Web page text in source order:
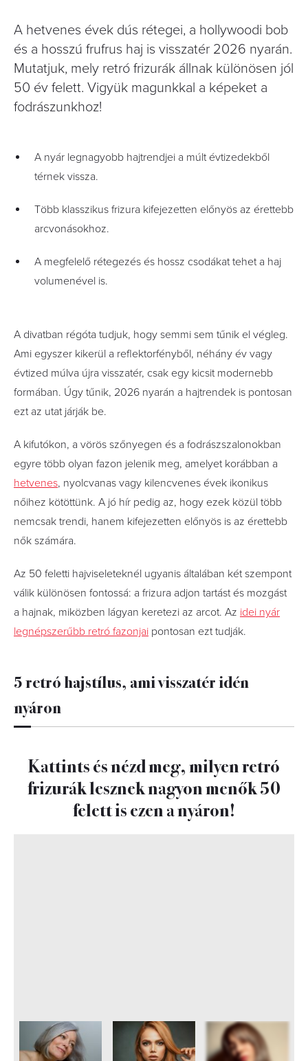
A hetvenes évek dús rétegei, a hollywoodi bob
és a hosszú frufrus haj is visszatér 2026 nyarán.
Mutatjuk, mely retró frizurák állnak különösen jól
50 év felett. Vigyük magunkkal a képeket a
fodrászunkhoz!
A nyár legnagyobb hajtrendjei a múlt évtizedekből
térnek vissza.
Több klasszikus frizura kifejezetten előnyös az érettebb
arcvonásokhoz.
A megfelelő rétegezés és hossz csodákat tehet a haj
volumenével is.
A divatban régóta tudjuk, hogy semmi sem tűnik el végleg.
Ami egyszer kikerül a reflektorfényből, néhány év vagy
évtized múlva újra visszatér, csak egy kicsit modernebb
formában. Úgy tűnik, 2026 nyarán a hajtrendek is pontosan
ezt az utat járják be.
A kifutókon, a vörös szőnyegen és a fodrászszalonokban
egyre több olyan fazon jelenik meg, amelyet korábban a
hetvenes, nyolcvanas vagy kilencvenes évek ikonikus
nőihez kötöttünk. A jó hír pedig az, hogy ezek közül több
nemcsak trendi, hanem kifejezetten előnyös is az érettebb
nők számára.
Az 50 feletti hajviseleteknél ugyanis általában két szempont
válik különösen fontossá: a frizura adjon tartást és mozgást
a hajnak, miközben lágyan keretezi az arcot. Az idei nyár
legnépszerűbb retró fazonjai pontosan ezt tudják.
5 retró hajstílus, ami visszatér idén
nyáron
Kattints és nézd meg, milyen retró
frizurák lesznek nagyon menők 50
felett is ezen a nyáron!